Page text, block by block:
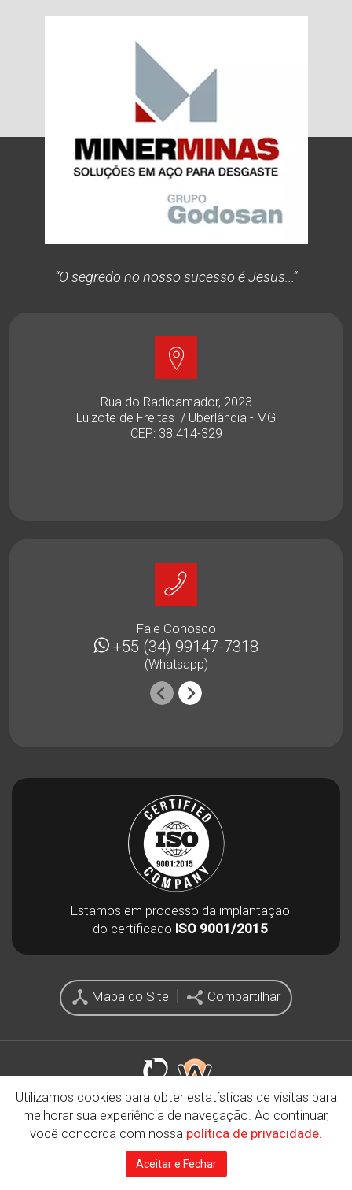
“O segredo no nosso sucesso é Jesus...”
Rua do Radioamador, 2023
Luizote de Freitas / Uberlândia - MG
CEP: 38.414-329
Fale Conosco
+55 (34) 99147-7318
(Whatsapp)
Estamos em processo da implantação
do certificado ISO 9001/2015
Mapa do Site Compartilhar
Copyright© 2026 - Minerminas. Todos os direitos
reservados.
Politica de Privacidade
Utilizamos cookies para obter estatísticas de visitas para
melhorar sua experiência de navegação. Ao continuar,
você concorda com nossa política de privacidade.
Aceitar e Fechar